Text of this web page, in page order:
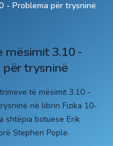
- Problema për trysninë
mësimit 3.10 -
trysninë
të mësimit 3.10 -
në librin Fizika 10-
shtëpia botuese Erik
Stephen Pople.